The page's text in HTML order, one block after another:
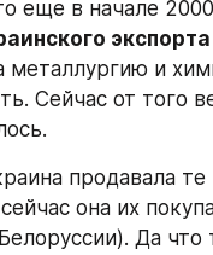
экспорта
металлургию и
Сейчас от того
продавала
она их
Да что